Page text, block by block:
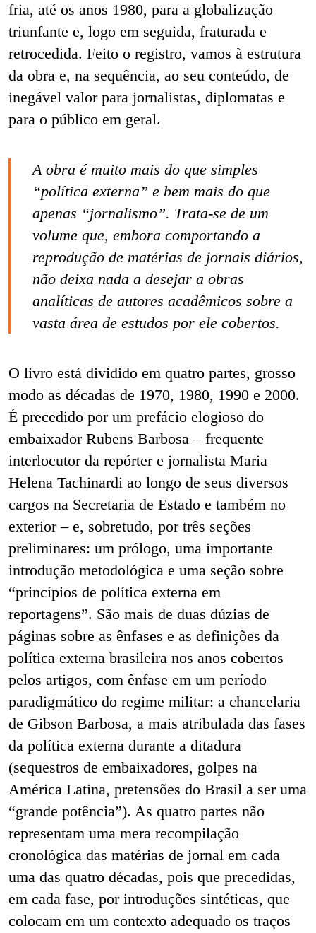
fria, até os anos 1980, para a globalização
triunfante e, logo em seguida, fraturada e
retrocedida. Feito o registro, vamos à estrutura
da obra e, na sequência, ao seu conteúdo, de
inegável valor para jornalistas, diplomatas e
para o público em geral.
A obra é muito mais do que simples
“política externa” e bem mais do que
apenas “jornalismo”. Trata-se de um
volume que, embora comportando a
reprodução de matérias de jornais diários,
não deixa nada a desejar a obras
analíticas de autores acadêmicos sobre a
vasta área de estudos por ele cobertos.
O livro está dividido em quatro partes, grosso
modo as décadas de 1970, 1980, 1990 e 2000.
É precedido por um prefácio elogioso do
embaixador Rubens Barbosa – frequente
interlocutor da repórter e jornalista Maria
Helena Tachinardi ao longo de seus diversos
cargos na Secretaria de Estado e também no
exterior – e, sobretudo, por três seções
preliminares: um prólogo, uma importante
introdução metodológica e uma seção sobre
“princípios de política externa em
reportagens”. São mais de duas dúzias de
páginas sobre as ênfases e as definições da
política externa brasileira nos anos cobertos
pelos artigos, com ênfase em um período
paradigmático do regime militar: a chancelaria
de Gibson Barbosa, a mais atribulada das fases
da política externa durante a ditadura
(sequestros de embaixadores, golpes na
América Latina, pretensões do Brasil a ser uma
“grande potência”). As quatro partes não
representam uma mera recompilação
cronológica das matérias de jornal em cada
uma das quatro décadas, pois que precedidas,
em cada fase, por introduções sintéticas, que
colocam em um contexto adequado os traços